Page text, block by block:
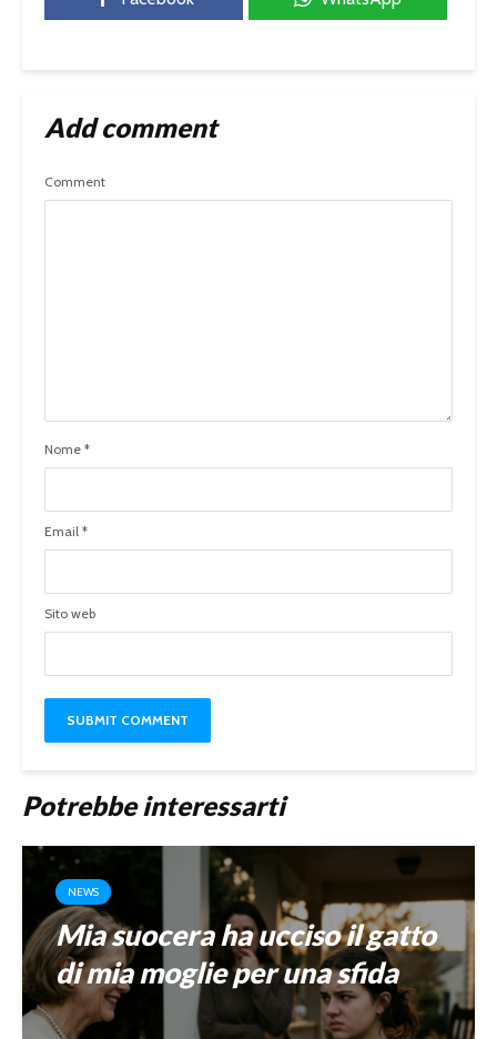
Add comment
Comment
Nome *
Email *
Sito web
Potrebbe interessarti
NEWS
Mia suocera ha ucciso il gatto
di mia moglie per una sfida